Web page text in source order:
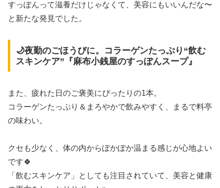
すっぽんって滋養だけじゃなくて、美容にもいいんだな〜
と新たな発見でした。
🌙夜勤のごほうびに。コラーゲンたっぷり“飲む
スキンケア”『麻布小銭屋のすっぽんスープ』
また、疲れた日のご褒美にぴったりの1本。
コラーゲンたっぷり＆まろやかで飲みやすく、まるで料亭
の味わい。
クセも少なく、体の内からぽかぽか温まる感じが心地よい
です🍀
「飲むスキンケア」としても注目されていて、美容と健康